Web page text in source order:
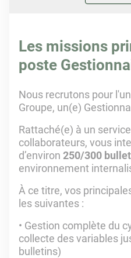
Les missions
poste
Nous recrutons pour
Groupe, un(e)
Rattaché(e) à un
collaborateurs, vous
d’environ 250/300
environnement
À ce titre, vos
les suivantes :
Gestion complète du
collecte des variables
bulletins)